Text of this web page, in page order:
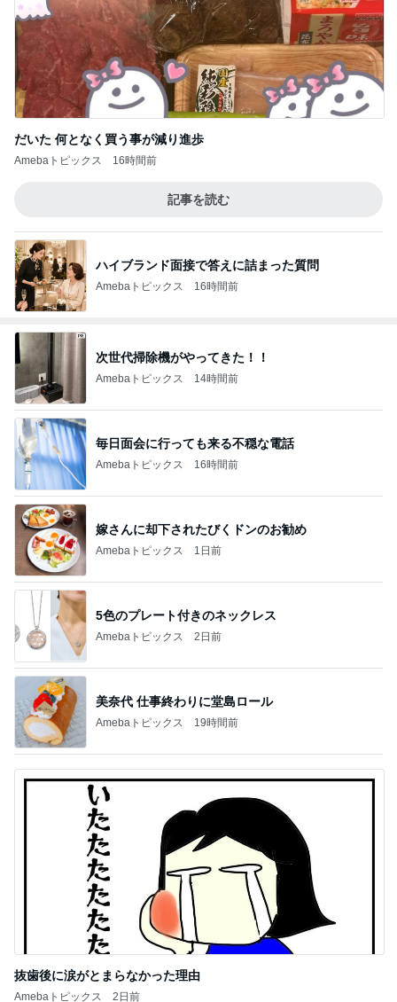
だいた 何となく買う事が減り進歩
Amebaトピックス 16時間前
記事を読む
ハイブランド面接で答えに詰まった質問
Amebaトピックス 16時間前
次世代掃除機がやってきた！！
Amebaトピックス 14時間前
毎日面会に行っても来る不穏な電話
Amebaトピックス 16時間前
嫁さんに却下されたびくドンのお勧め
Amebaトピックス 1日前
5色のプレート付きのネックレス
Amebaトピックス 2日前
美奈代 仕事終わりに堂島ロール
Amebaトピックス 19時間前
抜歯後に涙がとまらなかった理由
Amebaトピックス 2日前